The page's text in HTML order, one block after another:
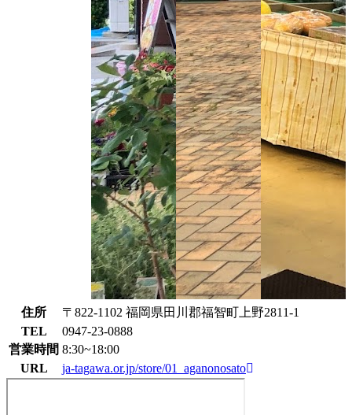
住所
〒822-1102 福岡県田川郡福智町上野2811-1
TEL
0947-23-0888
営業時間 8:30~18:00
URL
ja-tagawa.or.jp/store/01_aganonosato